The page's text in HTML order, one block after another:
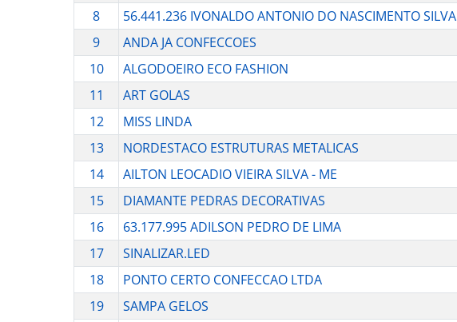
8
56.441.236 IVONALDO ANTONIO DO NASCIMENTO SILVA
9
ANDA JA CONFECCOES
10
ALGODOEIRO ECO FASHION
11
ART GOLAS
12
MISS LINDA
13
NORDESTACO ESTRUTURAS METALICAS
14
AILTON LEOCADIO VIEIRA SILVA - ME
15
DIAMANTE PEDRAS DECORATIVAS
16
63.177.995 ADILSON PEDRO DE LIMA
17
SINALIZAR.LED
18
PONTO CERTO CONFECCAO LTDA
19
SAMPA GELOS